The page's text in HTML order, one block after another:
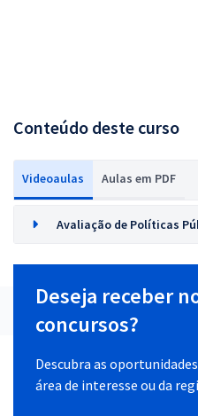
Conteúdo deste curso
Videoaulas Aulas em PDF
Avaliação de Políticas
Deseja receber
concursos?
Descubra as
área de interesse ou da